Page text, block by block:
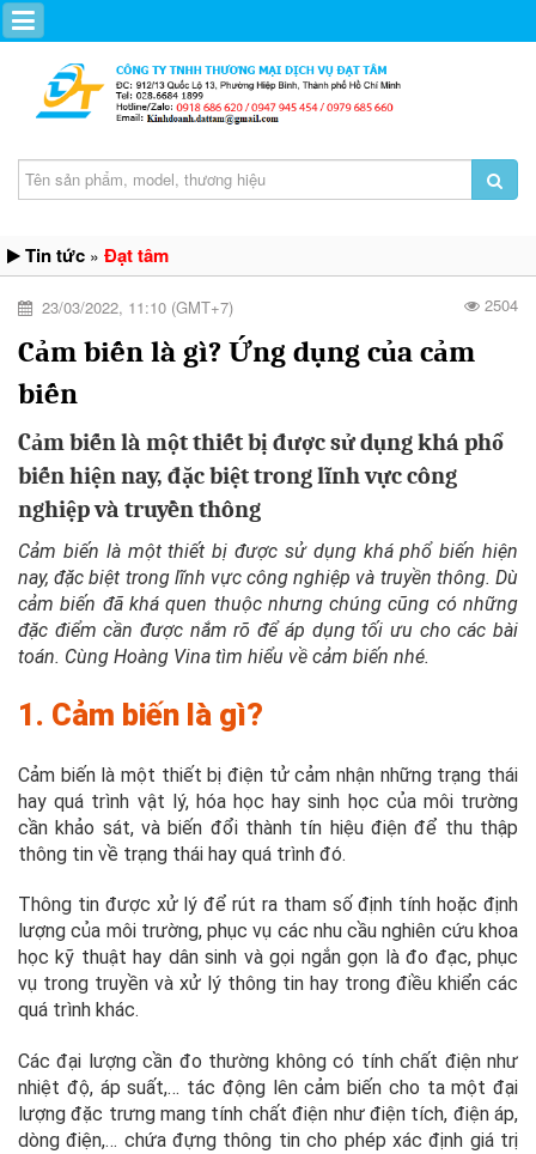
Tin tức » Đạt tâm
23/03/2022, 11:10 (GMT+7) 2504
Cảm biến là gì? Ứng dụng của cảm
biến
Cảm biến là một thiết bị được sử dụng khá phổ
biến hiện nay, đặc biệt trong lĩnh vực công
nghiệp và truyền thông
Cảm biến là một thiết bị được sử dụng khá phổ biến hiện
nay, đặc biệt trong lĩnh vực công nghiệp và truyền thông. Dù
cảm biến đã khá quen thuộc nhưng chúng cũng có những
đặc điểm cần được nắm rõ để áp dụng tối ưu cho các bài
toán. Cùng Hoàng Vina tìm hiểu về cảm biến nhé.
1. Cảm biến là gì?
Cảm biến là một thiết bị điện tử cảm nhận những trạng thái
hay quá trình vật lý, hóa học hay sinh học của môi trường
cần khảo sát, và biến đổi thành tín hiệu điện để thu thập
thông tin về trạng thái hay quá trình đó.
Thông tin được xử lý để rút ra tham số định tính hoặc định
lượng của môi trường, phục vụ các nhu cầu nghiên cứu khoa
học kỹ thuật hay dân sinh và gọi ngắn gọn là đo đạc, phục
vụ trong truyền và xử lý thông tin hay trong điều khiển các
quá trình khác.
Các đại lượng cần đo thường không có tính chất điện như
nhiệt độ, áp suất,… tác động lên cảm biến cho ta một đại
lượng đặc trưng mang tính chất điện như điện tích, điện áp,
dòng điện,… chứa đựng thông tin cho phép xác định giá trị